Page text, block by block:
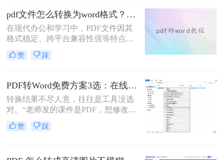
pdf文件怎么转换为word格式？这3种转换方法可以尝试下！
在现代办公和学习中，PDF文件因其
格式稳定、跨平台兼容性强等特点而
被广泛使用。然而，当需要编辑PDF
文件中的内容时，将其转换为Word格
换为word格式呢？本文将介绍三种简
单实用的方法，帮助您轻松将PDF文
件转换为Word格式。
赞 踩
PDF转Word免费方案3选：在线免费额度、客户端试用和Word自带的区别！
转换结果不尽人意，往往是工具没选
对。“老师发的课件是PDF，想修改内
容怎么办？”“客户发来的合同是
PDF，需要调整条款怎么处理？”从事
赞 踩